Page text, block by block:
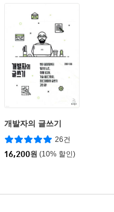
개발자의 글쓰기
26건
16,200원 (10% 할인)